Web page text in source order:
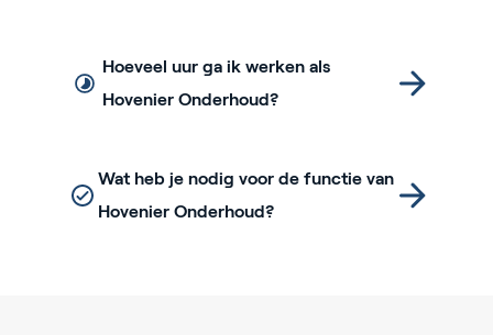
Hoeveel uur ga ik werken als
Hovenier Onderhoud?
Wat heb je nodig voor de functie van
Hovenier Onderhoud?